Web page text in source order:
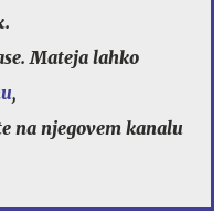
Mateja lahko
,
na njegovem kanalu